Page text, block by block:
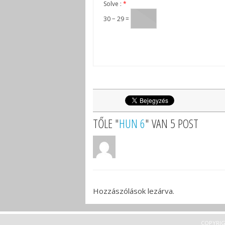
Solve : *
30 − 29 =
TŐLE "HUN 6" VAN 5 POST
Hozzászólások lezárva.